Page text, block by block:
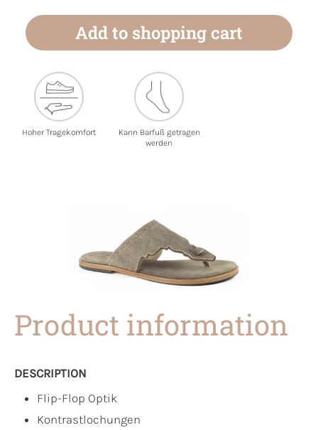
Add to shopping cart
Hoher Tragekomfort
Kann Barfuß getragen
werden
Product information
DESCRIPTION
Flip-Flop Optik
Kontrastlochungen